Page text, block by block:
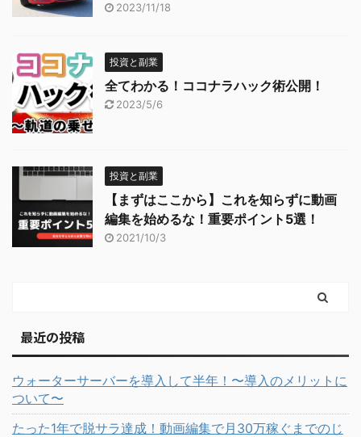
2023/11/18
投資と副業
全てわかる！ココナラハック術公開！
2023/5/6
投資と副業
【まずはここから】これを知らずに動画
編集を始めるな！重要ポイント5選！
2021/10/3
最近の投稿
ウォーターサーバーを導入して半年！〜導入のメリットに
ついて〜
たった1年で脱サラ達成！動画編集で月30万稼ぐまでのじ